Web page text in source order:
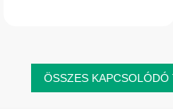
ÖSSZES